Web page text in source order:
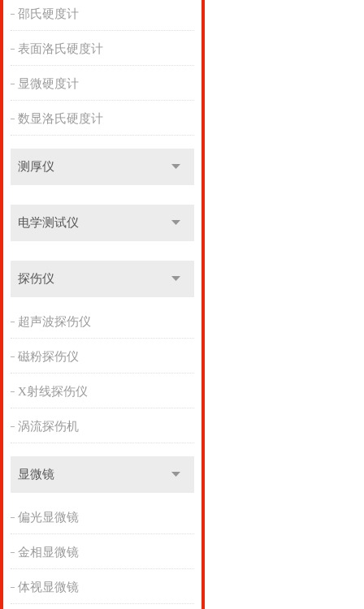
邵氏硬度计
表面洛氏硬度计
显微硬度计
数显洛氏硬度计
测厚仪
电学测试仪
探伤仪
超声波探伤仪
磁粉探伤仪
X射线探伤仪
涡流探伤机
显微镜
偏光显微镜
金相显微镜
体视显微镜